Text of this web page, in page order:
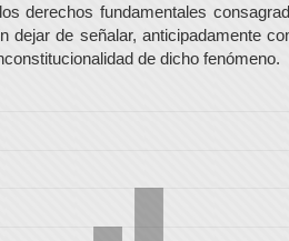
derechos fundamentales
dejar de señalar, anticipadamente
de dicho fenómeno.